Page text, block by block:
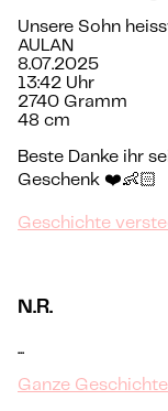
Unsere Sohn
AULAN
8.07.2025
13:42 Uhr
2740 Gramm
48 cm
Beste Danke ihr
Geschenk ❤️👶🏻
Geschichte
N.R.
...
Ganze Geschichte